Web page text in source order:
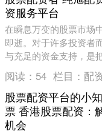
资服务平台
在瞬息万变的股票市场
即逝。对于许多投资者
与充足的资金支持，是
益最大化的关键。纯旭
业的股票配资服务....
阅读： 54 栏目： 配
股票配资平台的小
票 香港股票配资：
机会